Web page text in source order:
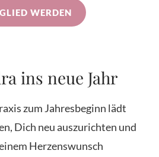
WERDEN
ins neue Jahr
zum Jahresbeginn lädt
Dich neu auszurichten und
Herzenswunsch